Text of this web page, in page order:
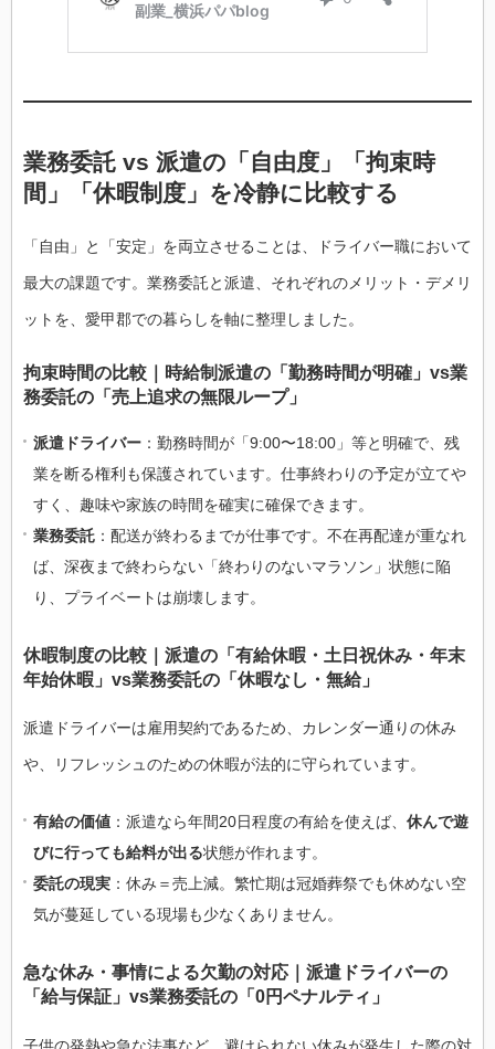
業務委託 vs 派遣の「自由度」「拘束時
間」「休暇制度」を冷静に比較する
「自由」と「安定」を両立させることは、ドライバー職において
最大の課題です。業務委託と派遣、それぞれのメリット・デメリ
ットを、愛甲郡での暮らしを軸に整理しました。
拘束時間の比較｜時給制派遣の「勤務時間が明確」vs業
務委託の「売上追求の無限ループ」
派遣ドライバー ：勤務時間が「9:00〜18:00」等と明確で、残
業を断る権利も保護されています。仕事終わりの予定が立てや
すく、趣味や家族の時間を確実に確保できます。
業務委託 ：配送が終わるまでが仕事です。不在再配達が重なれ
ば、深夜まで終わらない「終わりのないマラソン」状態に陥
り、プライベートは崩壊します。
休暇制度の比較｜派遣の「有給休暇・土日祝休み・年末
年始休暇」vs業務委託の「休暇なし・無給」
派遣ドライバーは雇用契約であるため、カレンダー通りの休み
や、リフレッシュのための休暇が法的に守られています。
有給の価値 ：派遣なら年間20日程度の有給を使えば、 休んで遊
びに行っても給料が出る状態が作れます。
委託の現実 ：休み＝売上減。繁忙期は冠婚葬祭でも休めない空
気が蔓延している現場も少なくありません。
急な休み・事情による欠勤の対応｜派遣ドライバーの
「給与保証」vs業務委託の「0円ペナルティ」
子供の発熱や急な法事など、避けられない休みが発生した際の対